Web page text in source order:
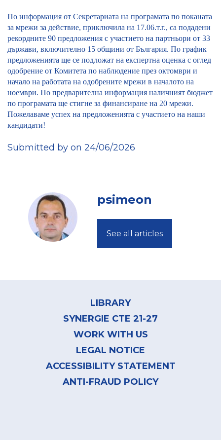
По информация от Секретариата на програмата по поканата
за мрежи за действие, приключила на 17.06.т.г., са подадени
рекордните 90 предложения с участието на партньори от 33
държави, включително 15 общини от България. По график
предложенията ще се подложат на експертна оценка с оглед
одобрение от Комитета по наблюдение през октомври и
начало на работата на одобрените мрежи в началото на
ноември. По предварителна информация наличният бюджет
по програмата ще стигне за финансиране на 20 мрежи.
Пожелаваме успех на предложенията с участието на наши
кандидати!
Submitted by on 24/06/2026
psimeon
See all articles
LIBRARY
SYNERGIE CTE 21-27
WORK WITH US
LEGAL NOTICE
ACCESSIBILITY STATEMENT
ANTI-FRAUD POLICY